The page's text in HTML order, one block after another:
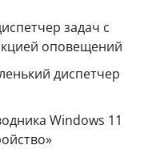
задач с
оповещений
диспетчер
Windows 11